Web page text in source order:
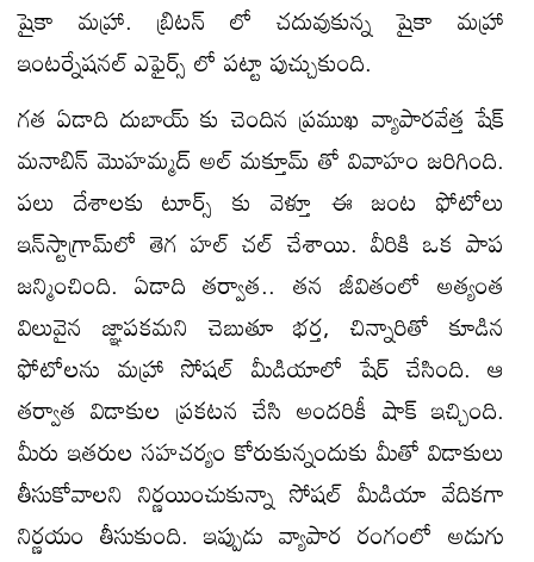
షైకా మహ్రా. బ్రిటన్ లో చదువుకున్న షైకా మహ్రా
ఇంటర్నేషనల్ ఎఫైర్స్ లో పట్టా పుచ్చుకుంది.
గత ఏడాది దుబాయ్ కు చెందిన ప్రముఖ వ్యాపారవేత్త షేక్
మనాబిన్ మొహమ్మద్ అల్ మక్తూమ్ తో వివాహం జరిగింది.
పలు దేశాలకు టూర్స్ కు వెళ్తూ ఈ జంట ఫోటోలు
ఇన్‌స్టాగ్రామ్‌లో తెగ హల్ చల్ చేశాయి. వీరికి ఒక పాప
జన్మించింది. ఏడాది తర్వాత.. తన జీవితంలో అత్యంత
విలువైన జ్ఞాపకమని చెబుతూ భర్త, చిన్నారితో కూడిన
ఫోటోలను మహ్రా సోషల్ మీడియాలో షేర్ చేసింది. ఆ
తర్వాత విడాకుల ప్రకటన చేసి అందరికీ షాక్ ఇచ్చింది.
మీరు ఇతరుల సహచర్యం కోరుకున్నందుకు మీతో విడాకులు
తీసుకోవాలని నిర్ణయించుకున్నా సోషల్ మీడియా వేదికగా
నిర్ణయం తీసుకుంది. ఇప్పుడు వ్యాపార రంగంలో అడుగు